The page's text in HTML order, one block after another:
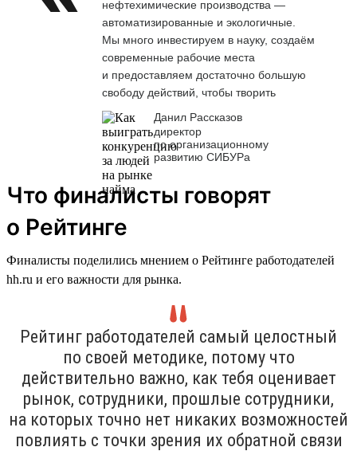
нефтехимические производства —
автоматизированные и экологичные.
Мы много инвестируем в науку, создаём
современные рабочие места
и предоставляем достаточно большую
свободу действий, чтобы творить
Данил Рассказов
директор
по организационному
развитию СИБУРа
Что финалисты говорят
о Рейтинге
Финалисты поделились мнением о Рейтинге работодателей
hh.ru и его важности для рынка.
Рейтинг работодателей самый целостный
по своей методике, потому что
действительно важно, как тебя оценивает
рынок, сотрудники, прошлые сотрудники,
на которых точно нет никаких возможностей
повлиять с точки зрения их обратной связи